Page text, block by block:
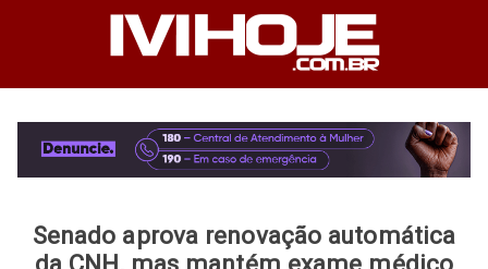
Senado aprova renovação automática